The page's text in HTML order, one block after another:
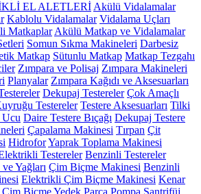
EL ALETLERİ Akülü Vidalamalar
Kablolu Vidalamalar Vidalama Uçları
Matkaplar Akülü Matkap ve Vidalamalar
Somun Sıkma Makineleri Darbesiz
Matkap Sütunlu Matkap Matkap Tezgahı
Zımpara ve Polisaj Zımpara Makineleri
Planyalar Zımpara Kağıdı ve Aksesuarları
Dekupaj Testereler Çok Amaçlı
Testereler Testere Aksesuarları Tilki
Ucu Daire Testere Bıçağı Dekupaj Testere
Çapalama Makinesi Tırpan Çit
HidroforYaprak Toplama Makinesi
Testereler Benzinli Testereler
Yağları Çim Biçme Makinesi Benzinli
Elektrikli Çim Biçme Makinesi Kenar
Çim Biçme Yedek Parça Pompa Santrifüj